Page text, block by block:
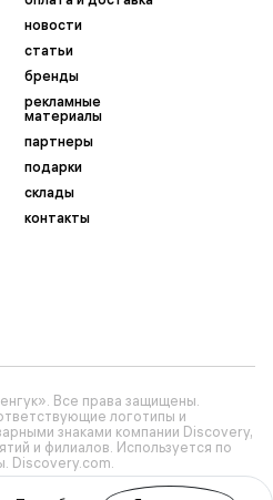
новости
статьи
бренды
рекламные
материалы
партнеры
подарки
склады
контакты
Все права защищены.
логотипы и
знаками компании Discovery,
и филиалов. Используется по
Discovery.com.